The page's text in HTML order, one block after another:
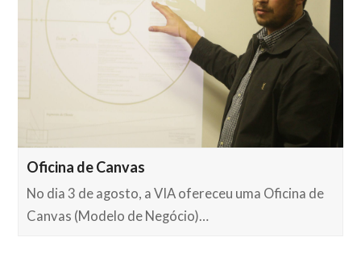
Oficina de Canvas
No dia 3 de agosto, a VIA ofereceu uma Oficina de
Canvas (Modelo de Negócio)…